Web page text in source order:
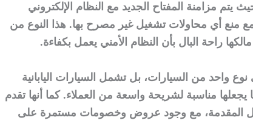
يتم مزامنة المفتاح الجديد مع النظام الإلكتروني
منع أي محاولات تشغيل غير مصرح بها. هذا النوع من
راحة البال بأن النظام الأمني يعمل بكفاءة.
نوع واحد من السيارات، بل تشمل السيارات اليابانية
يجعلها مناسبة لشريحة واسعة من العملاء. كما أنها تقدم
المقدمة، مع وجود عروض وخصومات مستمرة على